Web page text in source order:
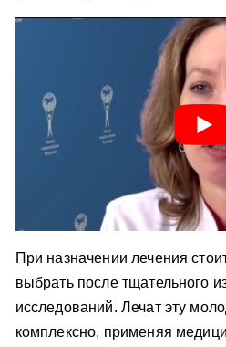
При назначении лечения
выбрать после тщательного
исследований. Лечат эту
комплексно, применяя